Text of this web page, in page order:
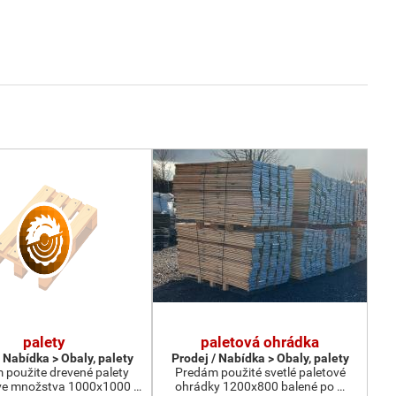
palety
> Obaly, palety
použite drevené palety
množstva 1000x1000 …
paletová ohrádka
Prodej / Nabídka > Obaly, palety
Predám použité svetlé paletové
ohrádky 1200x800 balené po …